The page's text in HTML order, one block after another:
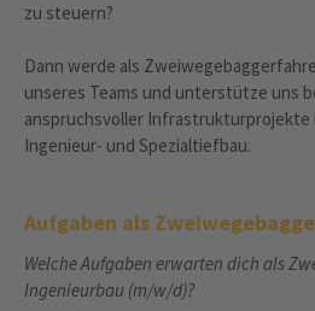
zu steuern?
Dann werde als
unseres Teams und unterstütze uns
anspruchsvoller Infrastrukturprojekte
Ingenieur- und Spezialtiefbau.
Aufgaben als
Welche Aufgaben erwarten dich als
Ingenieurbau (m/w/d)?